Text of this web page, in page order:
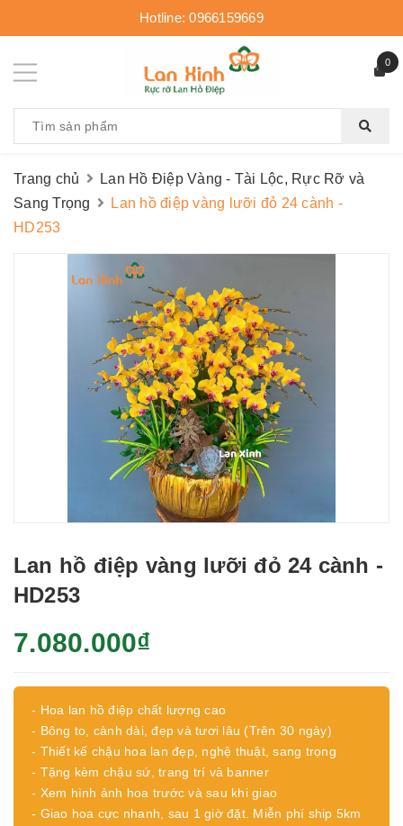
Hotline:0966159669
0
Trang chủ
Lan Hồ Điệp Vàng - Tài Lộc, Rực Rỡ và
Sang Trọng
Lan hồ điệp vàng lưỡi đỏ 24 cành -
HD253
Lan hồ điệp vàng lưỡi đỏ 24 cành -
HD253
7.080.000₫
- Hoa lan hồ điệp chất lượng cao
- Bông to, cành dài, đẹp và tươi lâu (Trên 30 ngày)
- Thiết kế chậu hoa lan đẹp, nghệ thuật, sang trọng
- Tặng kèm chậu sứ, trang trí và banner
- Xem hình ảnh hoa trước và sau khi giao
- Giao hoa cực nhanh, sau 1 giờ đặt. Miễn phí ship 5km